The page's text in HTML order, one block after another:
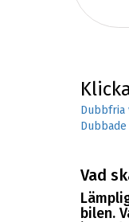
Dubbfria
Vad
bilen.